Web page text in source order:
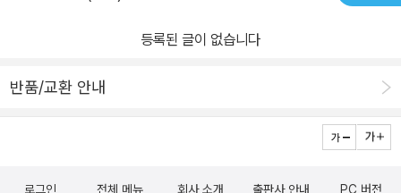
등록된 글이 없습니다
반품/교환 안내
로그인 전체 메뉴 회사 소개 출판사 안내 PC 버전